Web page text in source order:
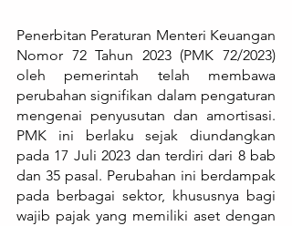
Penerbitan Peraturan Menteri Keuangan
Nomor 72 Tahun 2023 (PMK 72/2023)
oleh pemerintah telah membawa
perubahan signifikan dalam pengaturan
mengenai penyusutan dan amortisasi.
PMK ini berlaku sejak diundangkan
pada 17 Juli 2023 dan terdiri dari 8 bab
dan 35 pasal. Perubahan ini berdampak
pada berbagai sektor, khususnya bagi
wajib pajak yang memiliki aset dengan